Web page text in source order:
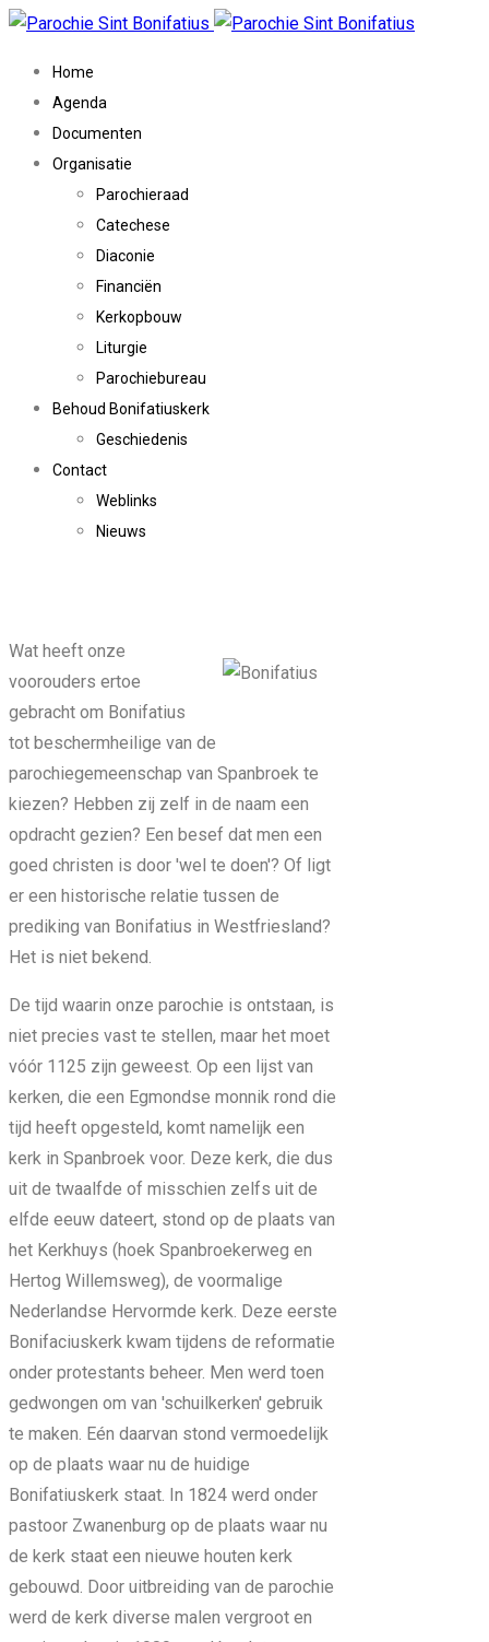
Home
Agenda
Documenten
Organisatie
Parochieraad
Catechese
Diaconie
Financiën
Kerkopbouw
Liturgie
Parochiebureau
Behoud Bonifatiuskerk
Geschiedenis
Contact
Weblinks
Nieuws
Wat heeft onze
voorouders ertoe
gebracht om Bonifatius
tot beschermheilige van de
parochiegemeenschap van Spanbroek te
kiezen? Hebben zij zelf in de naam een
opdracht gezien? Een besef dat men een
goed christen is door 'wel te doen'? Of ligt
er een historische relatie tussen de
prediking van Bonifatius in Westfriesland?
Het is niet bekend.
De tijd waarin onze parochie is ontstaan, is
niet precies vast te stellen, maar het moet
vóór 1125 zijn geweest. Op een lijst van
kerken, die een Egmondse monnik rond die
tijd heeft opgesteld, komt namelijk een
kerk in Spanbroek voor. Deze kerk, die dus
uit de twaalfde of misschien zelfs uit de
elfde eeuw dateert, stond op de plaats van
het Kerkhuys (hoek Spanbroekerweg en
Hertog Willemsweg), de voormalige
Nederlandse Hervormde kerk. Deze eerste
Bonifaciuskerk kwam tijdens de reformatie
onder protestants beheer. Men werd toen
gedwongen om van 'schuilkerken' gebruik
te maken. Eén daarvan stond vermoedelijk
op de plaats waar nu de huidige
Bonifatiuskerk staat. In 1824 werd onder
pastoor Zwanenburg op de plaats waar nu
de kerk staat een nieuwe houten kerk
gebouwd. Door uitbreiding van de parochie
werd de kerk diverse malen vergroot en